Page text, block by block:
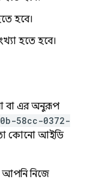
হবে।
হতে হবে।
বা এর অনুরূপ
58cc-0372-
কোনো আইডি
নিজে